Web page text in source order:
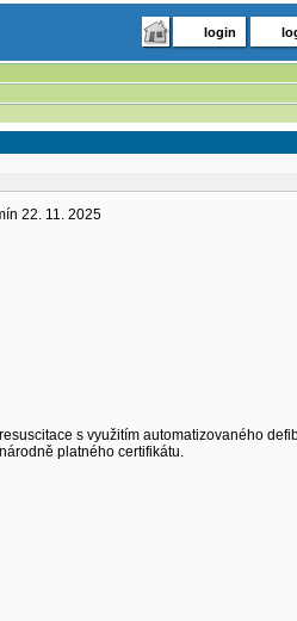
login
22. 11. 2025
s využitím automatizovaného
platného certifikátu.